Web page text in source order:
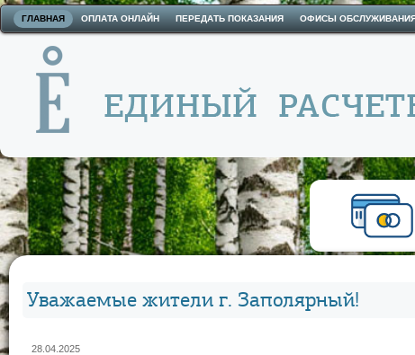
ГЛАВНАЯ ОПЛАТА ОНЛАЙН ПЕРЕДАТЬ ПОКАЗАНИЯ ОФИСЫ
Уважаемые жители г. Заполярный!
28.04.2025